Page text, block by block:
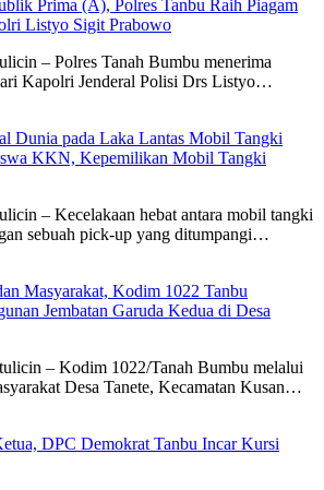
Prima (A), Polres Tanbu Raih Piagam
Listyo Sigit Prabowo
– Polres Tanah Bumbu menerima
Kapolri Jenderal Polisi Drs Listyo…
Dunia pada Laka Lantas Mobil Tangki
KKN, Kepemilikan Mobil Tangki
– Kecelakaan hebat antara mobil tangki
sebuah pick-up yang ditumpangi…
Masyarakat, Kodim 1022 Tanbu
Jembatan Garuda Kedua di Desa
– Kodim 1022/Tanah Bumbu melalui
Desa Tanete, Kecamatan Kusan…
DPC Demokrat Tanbu Incar Kursi